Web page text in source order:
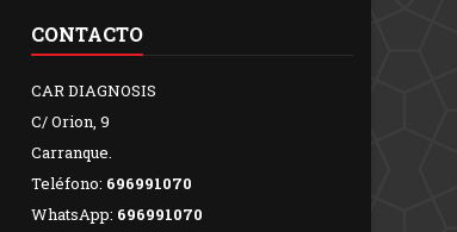
CONTACTO
CAR DIAGNOSIS
C/ Orion, 9
Carranque.
Teléfono: 696991070
WhatsApp: 696991070